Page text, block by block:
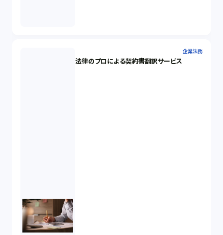
企業法務
法律のプロによる契約書翻訳サービス